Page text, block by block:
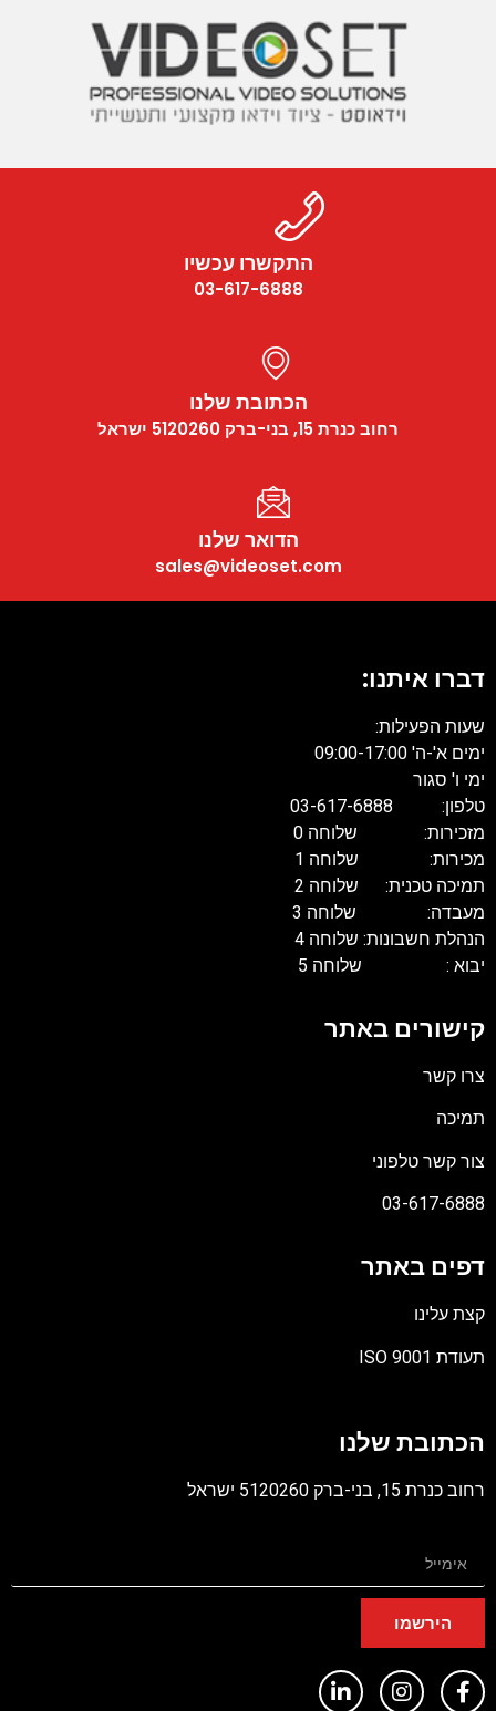
התקשרו עכשיו
03-617-6888
הכתובת שלנו
רחוב כנרת 15, בני-ברק 5120260 ישראל
הדואר שלנו
sales@videoset.com
דברו איתנו:
שעות הפעילות:
ימים א'-ה' 09:00-17:00
ימי ו' סגור
טלפון: 03-617-6888
מזכירות: שלוחה 0
מכירות: שלוחה 1
תמיכה טכנית: שלוחה 2
מעבדה: שלוחה 3
הנהלת חשבונות: שלוחה 4
יבוא : שלוחה 5
קישורים באתר
צרו קשר
תמיכה
צור קשר טלפוני
03-617-6888
דפים באתר
קצת עלינו
תעודת ISO 9001
PDF
הכתובת שלנו
רחוב כנרת 15, בני-ברק 5120260 ישראל
הירשמו